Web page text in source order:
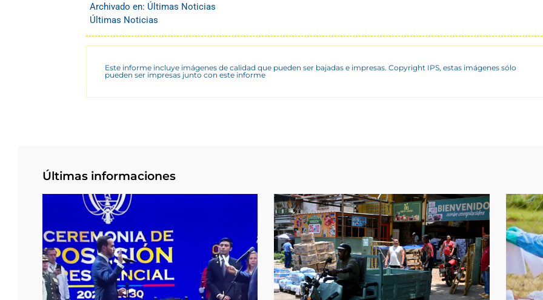
Archivado en: Últimas Noticias
Últimas Noticias
Este informe incluye imágenes de calidad que pueden ser bajadas e impresas. Copyright IPS, estas imágenes sólo
pueden ser impresas junto con este informe
Últimas informaciones